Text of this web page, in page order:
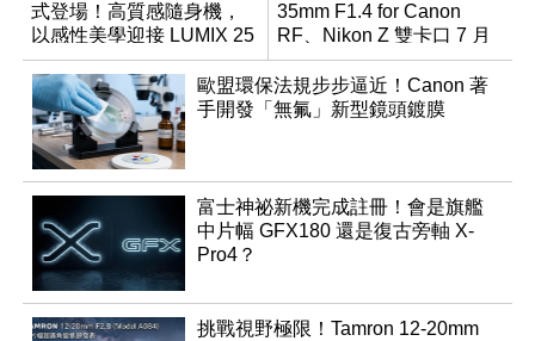
式登場！高質感隨身機，
以感性美學迎接 LUMIX 25
週年
35mm F1.4 for Canon
RF、Nikon Z 雙卡口 7 月
同步登台
歐盟環保法規步步逼近！Canon 著
手開發「無氟」新型鏡頭鍍膜
富士神祕新機完成註冊！會是旗艦
中片幅 GFX180 還是復古旁軸 X-
Pro4？
挑戰視野極限！Tamron 12-20mm